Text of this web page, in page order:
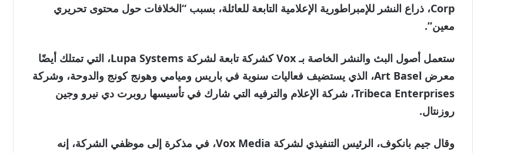
Corp، ذراع النشر للإمبراطورية الإعلامية التابعة للعائلة، بسبب “الخلافات حول محتوى تحريري
معين”.
ستعمل أصول البث والنشر الخاصة بـ Vox كشركة تابعة لشركة Lupa Systems، التي تمتلك أيضًا
معرض Art Basel، الذي يستضيف فعاليات سنوية في باريس وميامي وهونج كونج والدوحة، وشركة
Tribeca Enterprises، شركة الإعلام والترفيه التي شارك في تأسيسها روبرت دي نيرو وجين
روزنتال.
وقال جيم بانكوف، الرئيس التنفيذي لشركة Vox Media، في مذكرة إلى موظفي الشركة، إنه